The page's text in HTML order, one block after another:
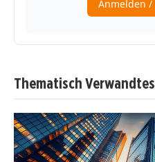
Thematisch Verwandtes